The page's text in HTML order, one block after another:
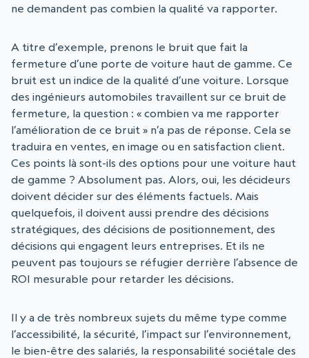
ne demandent pas combien la qualité va rapporter.
A titre d’exemple, prenons le bruit que fait la
fermeture d’une porte de voiture haut de gamme. Ce
bruit est un indice de la qualité d’une voiture. Lorsque
des ingénieurs automobiles travaillent sur ce bruit de
fermeture, la question : « combien va me rapporter
l’amélioration de ce bruit » n’a pas de réponse. Cela se
traduira en ventes, en image ou en satisfaction client.
Ces points là sont-ils des options pour une voiture haut
de gamme ? Absolument pas. Alors, oui, les décideurs
doivent décider sur des éléments factuels. Mais
quelquefois, il doivent aussi prendre des décisions
stratégiques, des décisions de positionnement, des
décisions qui engagent leurs entreprises. Et ils ne
peuvent pas toujours se réfugier derrière l’absence de
ROI mesurable pour retarder les décisions.
Il y a de très nombreux sujets du même type comme
l’accessibilité, la sécurité, l’impact sur l’environnement,
le bien-être des salariés, la responsabilité sociétale des